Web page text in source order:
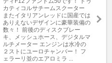
カティコルサチームスクーター
またイタリアンレッドに国産では
ありえないデザインに豪華装備の
数々！ 前後のディスクブレー
キ、メッシュホース、デジタルマ
ルチメーター エンジンは水冷の
２ストにユーロチャンバー！ フ
ェラーリ並のエアロミラ ...